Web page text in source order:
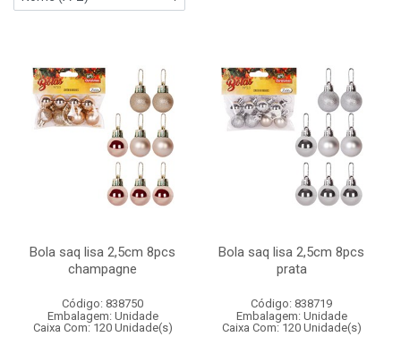
Bola saq lisa 2,5cm 8pcs
champagne
Código: 838750
Embalagem: Unidade
Caixa Com: 120 Unidade(s)
Bola saq lisa 2,5cm 8pcs
prata
Código: 838719
Embalagem: Unidade
Caixa Com: 120 Unidade(s)